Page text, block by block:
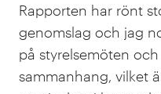
Rapporten har rönt
genomslag och jag
på styrelsemöten
sammanhang, vilket